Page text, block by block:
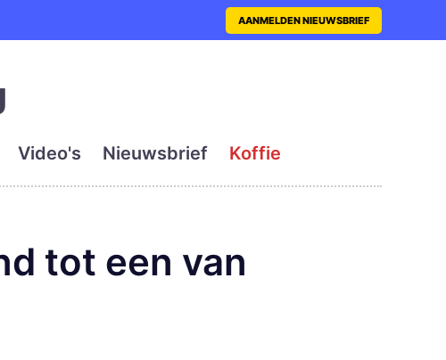
met actueel en
AANMELDEN NIEUWSBRIEF
Video's Nieuwsbrief Koffie
tot een van